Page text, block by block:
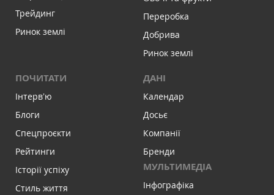
Трейдинг
Ринок землі
Переробка
Добрива
Ринок землі
ПОЧИТАТИ
Інтервʼю
Блоги
Спецпроєкти
Рейтинги
Історії успіху
Стиль життя
ДАНІ
Календар
Досьє
Компанії
Бренди
МУЛЬТИМЕДІА
Інфографіка